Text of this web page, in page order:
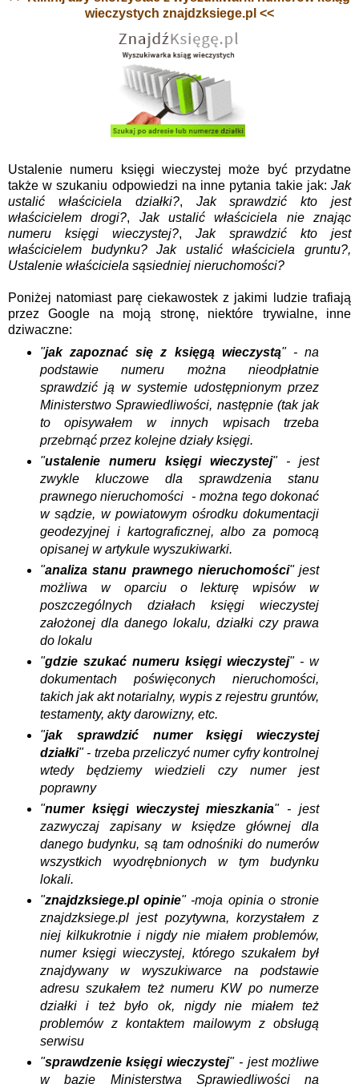
wieczystych znajdzksiege.pl <<
Ustalenie numeru księgi wieczystej może być przydatne
także w szukaniu odpowiedzi na inne pytania takie jak: Jak
ustalić właściciela działki?, Jak sprawdzić kto jest
właścicielem drogi?, Jak ustalić właściciela nie znając
numeru księgi wieczystej?, Jak sprawdzić kto jest
właścicielem budynku? Jak ustalić właściciela gruntu?,
Ustalenie właściciela sąsiedniej nieruchomości?
Poniżej natomiast parę ciekawostek z jakimi ludzie trafiają
przez Google na moją stronę, niektóre trywialne, inne
dziwaczne:
"jak zapoznać się z księgą wieczystą" - na
podstawie numeru można nieodpłatnie
sprawdzić ją w systemie udostępnionym przez
Ministerstwo Sprawiedliwości, następnie (tak jak
to opisywałem w innych wpisach trzeba
przebrnąć przez kolejne działy księgi.
"ustalenie numeru księgi wieczystej" - jest
zwykle kluczowe dla sprawdzenia stanu
prawnego nieruchomości - można tego dokonać
w sądzie, w powiatowym ośrodku dokumentacji
geodezyjnej i kartograficznej, albo za pomocą
opisanej w artykule wyszukiwarki.
"analiza stanu prawnego nieruchomości" jest
możliwa w oparciu o lekturę wpisów w
poszczególnych działach księgi wieczystej
założonej dla danego lokalu, działki czy prawa
do lokalu
"gdzie szukać numeru księgi wieczystej" - w
dokumentach poświęconych nieruchomości,
takich jak akt notarialny, wypis z rejestru gruntów,
testamenty, akty darowizny, etc.
"jak sprawdzić numer księgi wieczystej
działki" - trzeba przeliczyć numer cyfry kontrolnej
wtedy będziemy wiedzieli czy numer jest
poprawny
"numer księgi wieczystej mieszkania" - jest
zazwyczaj zapisany w księdze głównej dla
danego budynku, są tam odnośniki do numerów
wszystkich wyodrębnionych w tym budynku
lokali.
"znajdzksiege.pl opinie" -moja opinia o stronie
znajdzksiege.pl jest pozytywna, korzystałem z
niej kilkukrotnie i nigdy nie miałem problemów,
numer księgi wieczystej, którego szukałem był
znajdywany w wyszukiwarce na podstawie
adresu szukałem też numeru KW po numerze
działki i też było ok, nigdy nie miałem też
problemów z kontaktem mailowym z obsługą
serwisu
"sprawdzenie księgi wieczystej" - jest możliwe
w bazie Ministerstwa Sprawiedliwości na